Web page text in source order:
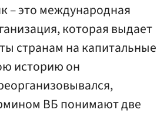
– это международная
которая выдает
странам на капитальные
историю он
ВБ понимают две